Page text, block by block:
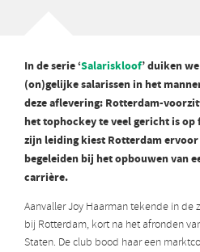
In de serie ‘Salariskloof’ duiken
(on)gelijke salarissen in het
deze aflevering: Rotterdam-
het tophockey te veel gericht is
zijn leiding kiest Rotterdam
begeleiden bij het opbouwen van
carrière.
Aanvaller Joy Haarman tekende in de
bij Rotterdam, kort na het afronden
Staten. De club bood haar een